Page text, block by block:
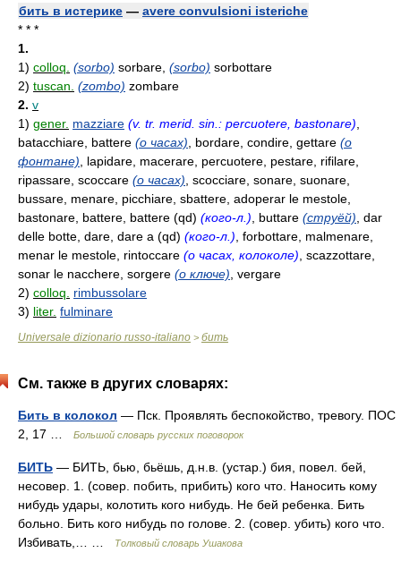
бить в истерике — avere convulsioni isteriche
* * *
1.
1) colloq. (sorbo) sorbare, (sorbo) sorbottare
2) tuscan. (zombo) zombare
2. v
1) gener. mazziare (v. tr. merid. sin.: percuotere, bastonare)
batacchiare, battere (о часах) , bordare, condire, gettare (о
фонтане) , lapidare, macerare, percuotere, pestare, rifilare,
ripassare, scoccare (о часах) , scocciare, sonare, suonare,
bussare, menare, picchiare, sbattere, adoperar le mestole,
bastonare, battere, battere (qd) (кого-л.) , buttare (струёй) , dar
delle botte, dare, dare a (qd) (кого-л.) , forbottare, malmenare,
menar le mestole, rintoccare (о часах, колоколе) , scazzottare,
sonar le nacchere, sorgere (о ключе) , vergare
2) colloq.
rimbussolare
3) liter. fulminare
Universale dizionario russo-italiano > бить
См. также в других словарях:
Бить в колокол — Пск. Проявлять беспокойство, тревогу. ПОС
2, 17 …
Большой словарь русских поговорок
БИТЬ — БИТЬ, бью, бьёшь, д.н.в. (устар.) бия, повел. бей,
несовер. 1. (совер. побить, прибить) кого что. Наносить кому
нибудь удары, колотить кого нибудь. Не бей ребенка. Бить
больно. Бить кого нибудь по голове. 2. (совер. убить) кого что.
Избивать,… …
Толковый словарь Ушакова